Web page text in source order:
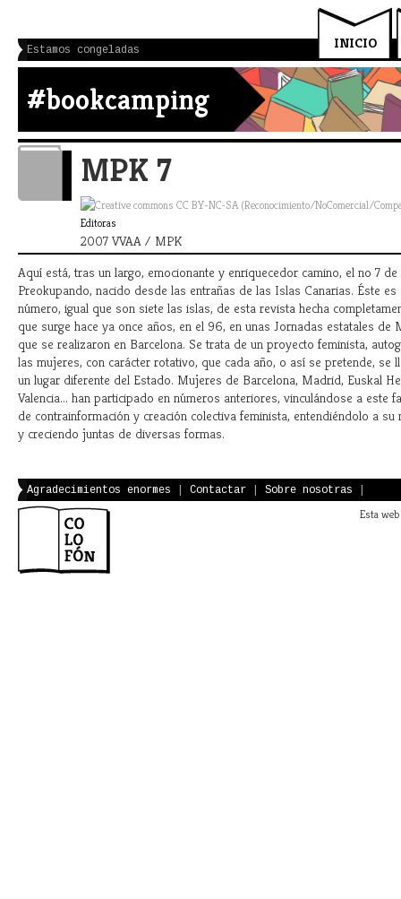
INICIO
Estamos congeladas
#bookcamping
MPK 7
Editoras
2007 VVAA / MPK
Aquí está, tras un largo, emocionante y enriquecedor camino, el no 7
Preokupando, nacido desde las entrañas de las Islas Canarias. Éste
número, igual que son siete las islas, de esta revista hecha
que surge hace ya once años, en el 96, en unas Jornadas estatales de
que se realizaron en Barcelona. Se trata de un proyecto feminista,
las mujeres, con carácter rotativo, que cada año, o así se pretende, se
un lugar diferente del Estado. Mujeres de Barcelona, Madrid, Euskal
Valencia... han participado en números anteriores, vinculándose a este
de contrainformación y creación colectiva feminista, entendiéndolo a su
y creciendo juntas de diversas formas.
Agradecimientos enormes Contactar Sobre nosotras
Esta